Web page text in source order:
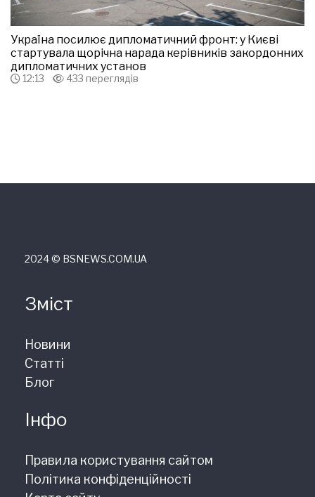
Україна посилює дипломатичний фронт: у Києві
стартувала щорічна нарада керівників закордонних
дипломатичних установ
12:13 433 переглядів
2024 © ВSNEWS.COM.UA
Зміст
Новини
Статті
Блог
Інфо
Правила користування сайтом
Політика конфіденційності